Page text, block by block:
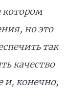
но это
так
качество
и, конечно,